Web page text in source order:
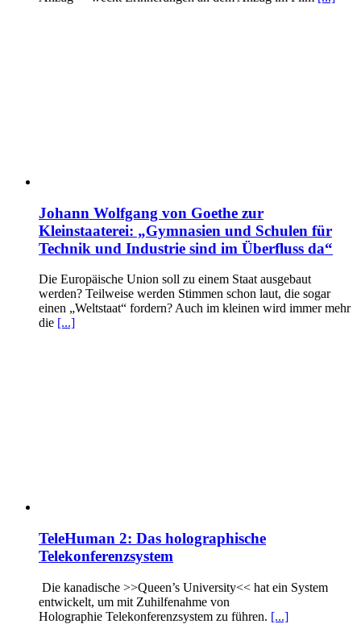
Johann Wolfgang von Goethe zur
Kleinstaaterei: „Gymnasien und Schulen für
Technik und Industrie sind im Überfluss da“
Die Europäische Union soll zu einem Staat ausgebaut
werden? Teilweise werden Stimmen schon laut, die sogar
einen „Weltstaat“ fordern? Auch im kleinen wird immer mehr
die [...]
TeleHuman 2: Das holographische
Telekonferenzsystem
Die kanadische >>Queen’s University<< hat ein System
entwickelt, um mit Zuhilfenahme von
Holographie Telekonferenzsystem zu führen. [...]